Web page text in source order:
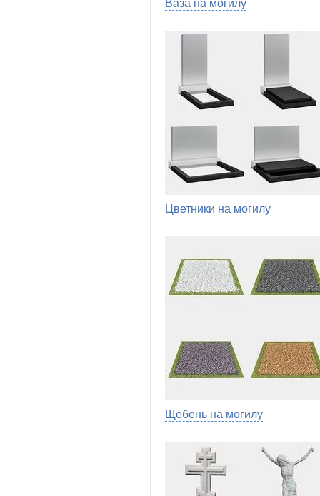
Ваза на могилу
Цветники на могилу
Щебень на могилу